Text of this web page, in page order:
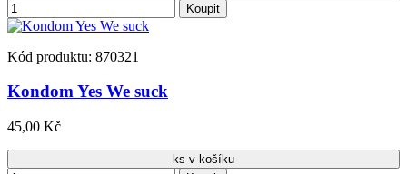
Koupit
Kód produktu: 870321
Kondom Yes We suck
45,00 Kč
ks v košíku